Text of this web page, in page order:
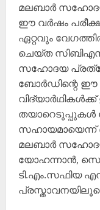
മലബാർ
​ഈ വർഷം
ഏറ്റവും
ചെയ്ത
സഹോദയ
ബോർഡിന്റെ ഈ
തയാറെടുപ്പുകൾ
സഹായമായെന്ന്
​മലബാർ
യോഹന്നാൻ,
ടി.എം.സഫിയ